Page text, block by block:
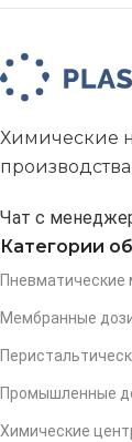
Химические
Чат с
Категории
Мембранные
Промышленные
Химические